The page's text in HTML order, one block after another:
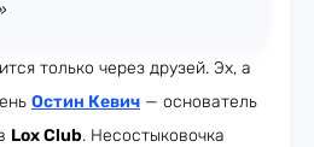
только через друзей. Эх, а
Остин Кевич — основатель
Lox Club. Несостыковочка